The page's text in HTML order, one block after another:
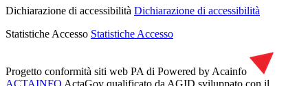
Dichiarazione di accessibilità Dichiarazione di accessibilità
Statistiche Accesso Statistiche Accesso
Progetto conformità siti web PA di Powered by Acainfo
ACTAINFO ActaGov qualificato da AGID sviluppato con il